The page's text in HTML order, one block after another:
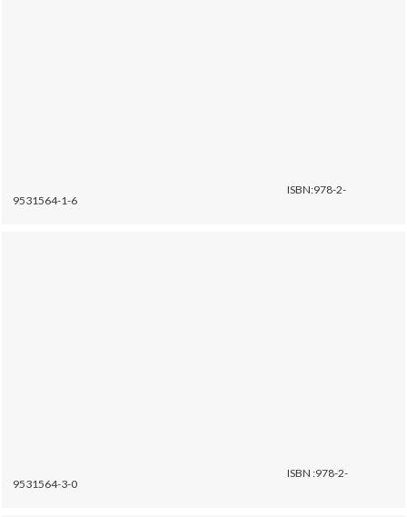
ISBN:978-2-
9531564-1-6
ISBN :978-2-
9531564-3-0